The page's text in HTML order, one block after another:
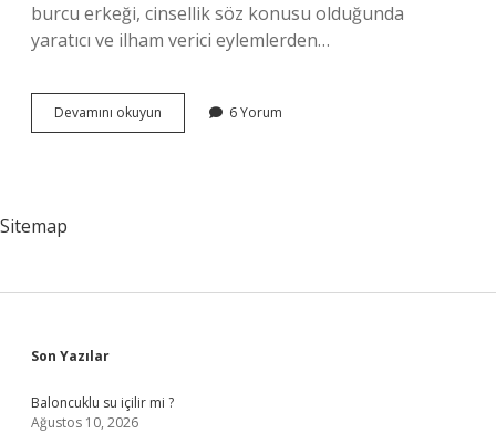
burcu erkeği, cinsellik söz konusu olduğunda
yaratıcı ve ilham verici eylemlerden…
Devamını okuyun
Burcu
6 Yorum
Sitemap
Sidebar
Son Yazılar
Baloncuklu su içilir mi ?
Ağustos 10, 2026